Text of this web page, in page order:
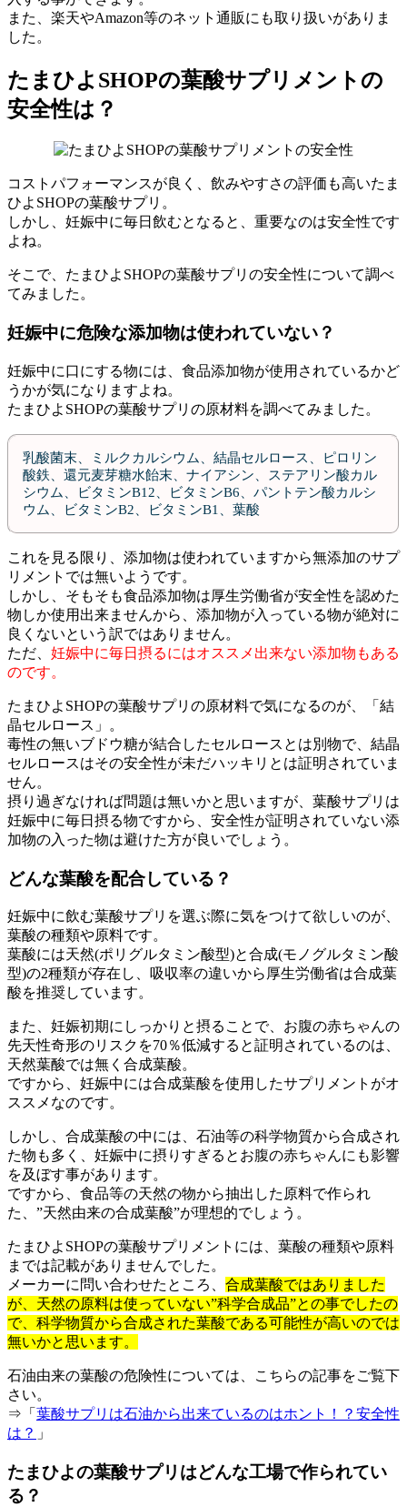
また、楽天やAmazon等のネット通販にも取り扱いがありま
した。
たまひよSHOPの葉酸サプリメントの
安全性は？
コストパフォーマンスが良く、飲みやすさの評価も高いたま
ひよSHOPの葉酸サプリ。
しかし、妊娠中に毎日飲むとなると、重要なのは安全性です
よね。
そこで、たまひよSHOPの葉酸サプリの安全性について調べ
てみました。
妊娠中に危険な添加物は使われていない？
妊娠中に口にする物には、食品添加物が使用されているかど
うかが気になりますよね。
たまひよSHOPの葉酸サプリの原材料を調べてみました。
乳酸菌末、ミルクカルシウム、結晶セルロース、ピロリン
酸鉄、還元麦芽糖水飴末、ナイアシン、ステアリン酸カル
シウム、ビタミンB12、ビタミンB6、パントテン酸カルシ
ウム、ビタミンB2、ビタミンB1、葉酸
これを見る限り、添加物は使われていますから無添加のサプ
リメントでは無いようです。
しかし、そもそも食品添加物は厚生労働省が安全性を認めた
物しか使用出来ませんから、添加物が入っている物が絶対に
良くないという訳ではありません。
ただ、 妊娠中に毎日摂るにはオススメ出来ない添加物もある
のです。
たまひよSHOPの葉酸サプリの原材料で気になるのが、「結
晶セルロース」。
毒性の無いブドウ糖が結合したセルロースとは別物で、結晶
セルロースはその安全性が未だハッキリとは証明されていま
せん。
摂り過ぎなければ問題は無いかと思いますが、葉酸サプリは
妊娠中に毎日摂る物ですから、安全性が証明されていない添
加物の入った物は避けた方が良いでしょう。
どんな葉酸を配合している？
妊娠中に飲む葉酸サプリを選ぶ際に気をつけて欲しいのが、
葉酸の種類や原料です。
葉酸には天然(ポリグルタミン酸型)と合成(モノグルタミン酸
型)の2種類が存在し、吸収率の違いから厚生労働省は合成葉
酸を推奨しています。
また、妊娠初期にしっかりと摂ることで、お腹の赤ちゃんの
先天性奇形のリスクを70％低減すると証明されているのは、
天然葉酸では無く合成葉酸。
ですから、妊娠中には合成葉酸を使用したサプリメントがオ
ススメなのです。
しかし、合成葉酸の中には、石油等の科学物質から合成され
た物も多く、妊娠中に摂りすぎるとお腹の赤ちゃんにも影響
を及ぼす事があります。
ですから、食品等の天然の物から抽出した原料で作られ
た、”天然由来の合成葉酸”が理想的でしょう。
たまひよSHOPの葉酸サプリメントには、葉酸の種類や原料
までは記載がありませんでした。
メーカーに問い合わせたところ、 合成葉酸ではありました
が、天然の原料は使っていない”科学合成品”との事でしたの
で、科学物質から合成された葉酸である可能性が高いのでは
無いかと思います。
石油由来の葉酸の危険性については、こちらの記事をご覧下
さい。
⇒「 葉酸サプリは石油から出来ているのはホント！？安全性
は？ 」
たまひよの葉酸サプリはどんな工場で作られてい
る？